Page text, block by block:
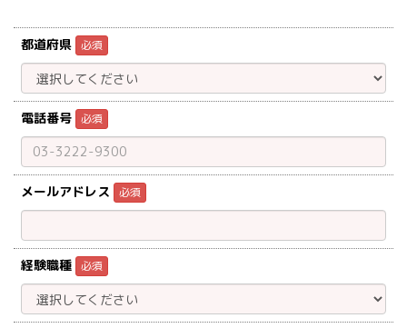
都道府県 必須
電話番号 必須
メールアドレス 必須
経験職種 必須